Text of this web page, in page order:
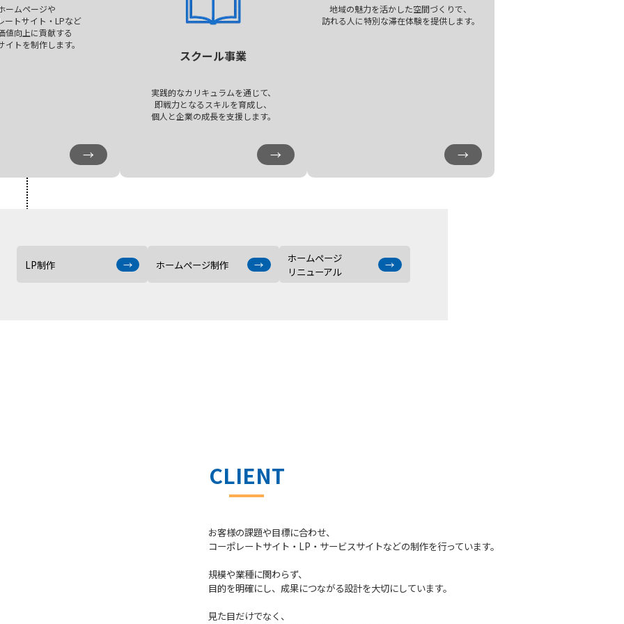
ームページや
ートサイト・LPなど
値向上に貢献する
イトを制作します。
→
スクール事業
実践的なカリキュラムを通じて、
即戦力となるスキルを育成し、
個人と企業の成長を支援します。
→
地域の魅力を活かした空間づくりで、
訪れる人に特別な滞在体験を提供します。
→
LP制作 → ホームページ制作 →
ホームページ
リニューアル
→
CLIENT
お客様の課題や目標に合わせ、
コーポレートサイト・LP・サービスサイトなどの制作を行っています。
規模や業種に関わらず、
目的を明確にし、 成果につながる設計を大切にしています。
見た目だけでなく、